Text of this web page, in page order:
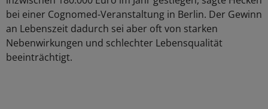
bei einer Cognomed-Veranstaltung in Berlin. Der Gewinn
an Lebenszeit dadurch sei aber oft von starken
Nebenwirkungen und schlechter Lebensqualität
beeinträchtigt.